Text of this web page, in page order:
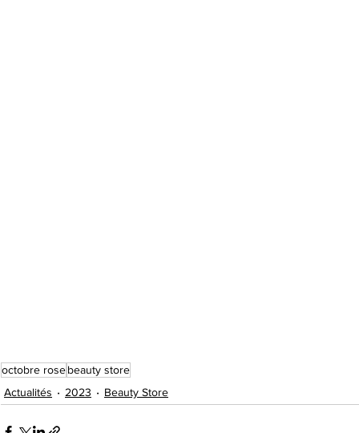
octobre rosebeauty store
Actualités
2023 Beauty Store